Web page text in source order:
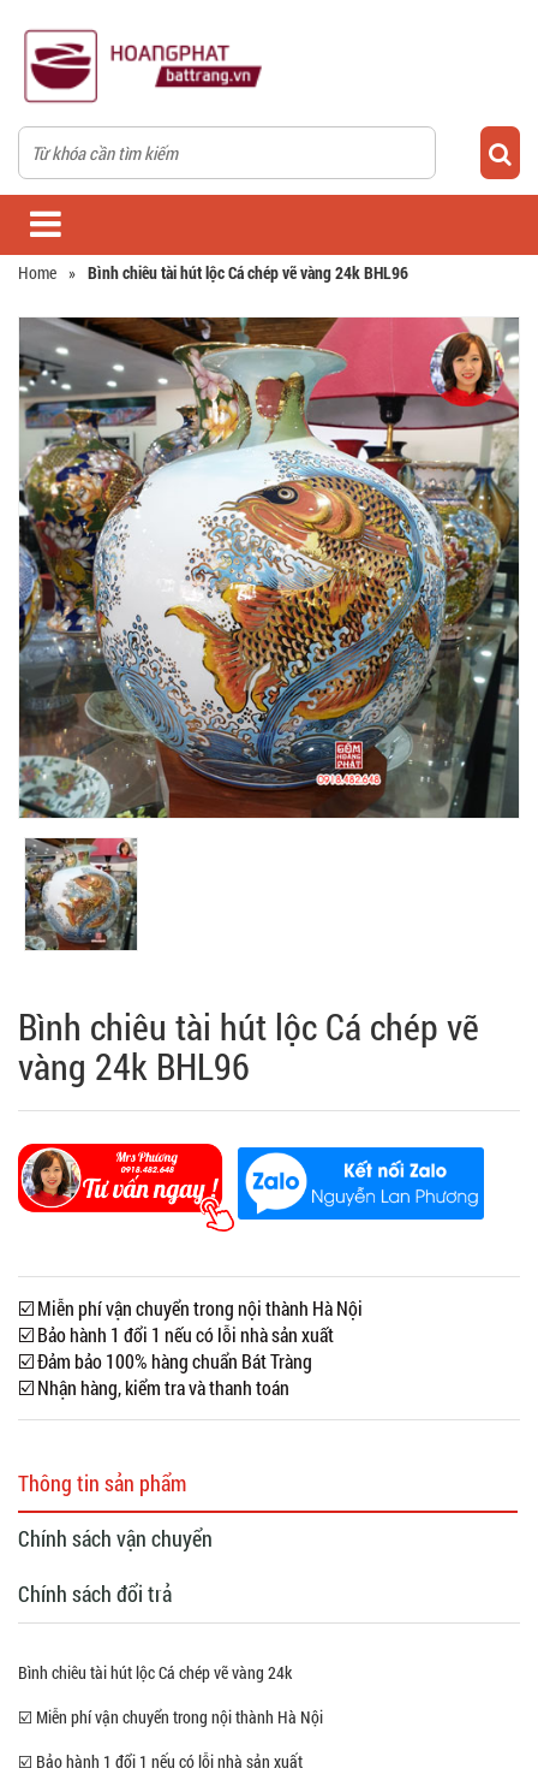
Home » Bình chiêu tài hút lộc Cá chép vẽ vàng 24k BHL96
Bình chiêu tài hút lộc Cá chép vẽ
vàng 24k BHL96
☑️ Miễn phí vận chuyển trong nội thành Hà Nội
☑️ Bảo hành 1 đổi 1 nếu có lỗi nhà sản xuất
☑️ Đảm bảo 100% hàng chuẩn Bát Tràng
☑️ Nhận hàng, kiểm tra và thanh toán
Thông tin sản phẩm
Chính sách vận chuyển
Chính sách đổi trả
Bình chiêu tài hút lộc Cá chép vẽ vàng 24k
☑️ Miễn phí vận chuyển trong nội thành Hà Nội
☑️ Bảo hành 1 đổi 1 nếu có lỗi nhà sản xuất